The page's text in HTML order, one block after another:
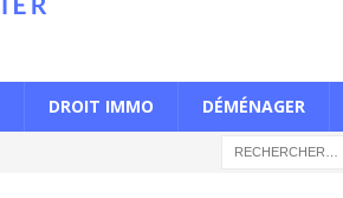
DROIT IMMO DÉMÉNAGER